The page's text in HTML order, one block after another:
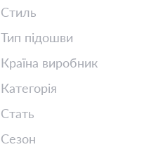
Стиль
Тип підошви
Країна виробник
Категорія
Стать
Сезон